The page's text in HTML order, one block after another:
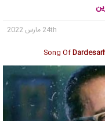
24th مارس 2022
Song Of